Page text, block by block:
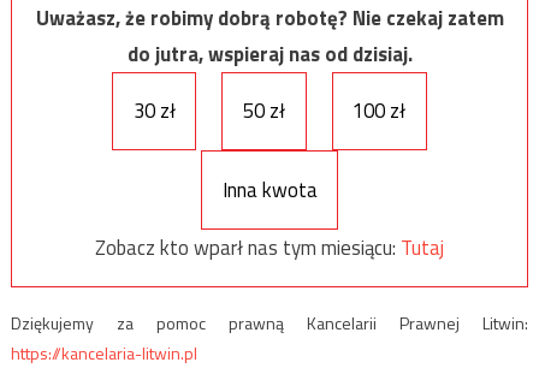
Uważasz, że robimy dobrą robotę? Nie czekaj zatem
do jutra, wspieraj nas od dzisiaj.
30 zł
50 zł 100 zł
Inna kwota
Zobacz kto wparł nas tym miesiącu: Tutaj
Dziękujemy za pomoc prawną Kancelarii Prawnej Litwin:
https://kancelaria-litwin.pl